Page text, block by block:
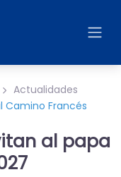
Actualidades
Camino Francés
al papa